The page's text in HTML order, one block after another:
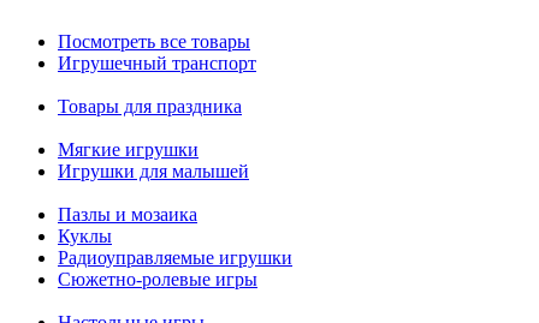
Посмотреть все товары
Игрушечный транспорт
Товары для праздника
Мягкие игрушки
Игрушки для малышей
Пазлы и мозаика
Куклы
Радиоуправляемые игрушки
Сюжетно-ролевые игры